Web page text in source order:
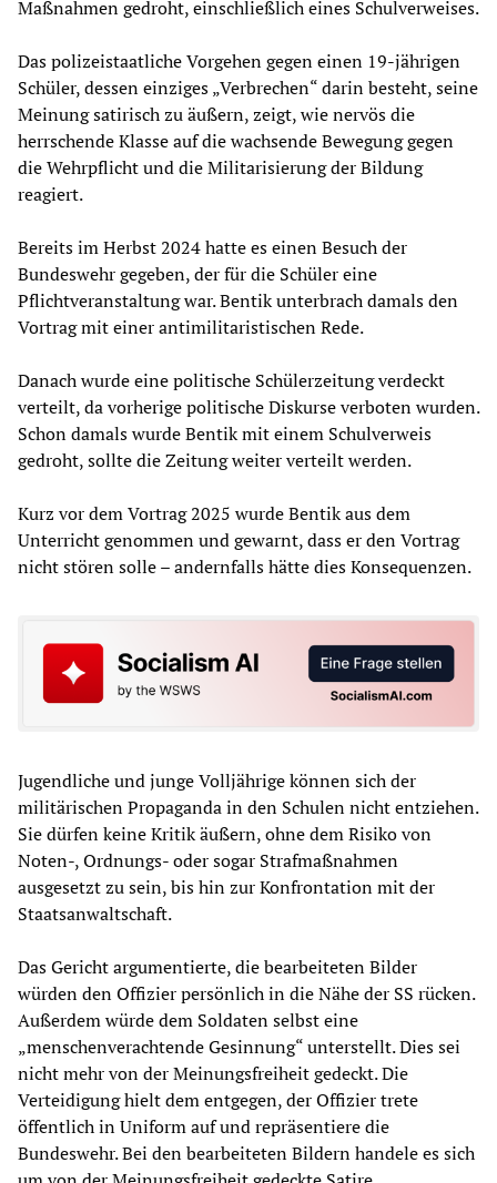
Maßnahmen gedroht, einschließlich eines Schulverweises.
Das polizeistaatliche Vorgehen gegen einen 19-jährigen
Schüler, dessen einziges „Verbrechen“ darin besteht, seine
Meinung satirisch zu äußern, zeigt, wie nervös die
herrschende Klasse auf die wachsende Bewegung gegen
die Wehrpflicht und die Militarisierung der Bildung
reagiert.
Bereits im Herbst 2024 hatte es einen Besuch der
Bundeswehr gegeben, der für die Schüler eine
Pflichtveranstaltung war. Bentik unterbrach damals den
Vortrag mit einer antimilitaristischen Rede.
Danach wurde eine politische Schülerzeitung verdeckt
verteilt, da vorherige politische Diskurse verboten wurden.
Schon damals wurde Bentik mit einem Schulverweis
gedroht, sollte die Zeitung weiter verteilt werden.
Kurz vor dem Vortrag 2025 wurde Bentik aus dem
Unterricht genommen und gewarnt, dass er den Vortrag
nicht stören solle – andernfalls hätte dies Konsequenzen.
Jugendliche und junge Volljährige können sich der
militärischen Propaganda in den Schulen nicht entziehen.
Sie dürfen keine Kritik äußern, ohne dem Risiko von
Noten-, Ordnungs- oder sogar Strafmaßnahmen
ausgesetzt zu sein, bis hin zur Konfrontation mit der
Staatsanwaltschaft.
Das Gericht argumentierte, die bearbeiteten Bilder
würden den Offizier persönlich in die Nähe der SS rücken.
Außerdem würde dem Soldaten selbst eine
„menschenverachtende Gesinnung“ unterstellt. Dies sei
nicht mehr von der Meinungsfreiheit gedeckt. Die
Verteidigung hielt dem entgegen, der Offizier trete
öffentlich in Uniform auf und repräsentiere die
Bundeswehr. Bei den bearbeiteten Bildern handele es sich